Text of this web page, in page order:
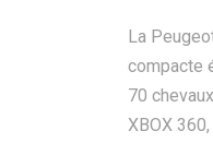
La
compacte
70
XBOX